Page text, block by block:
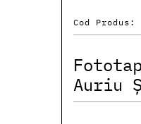
Cod Produs:
Auriu